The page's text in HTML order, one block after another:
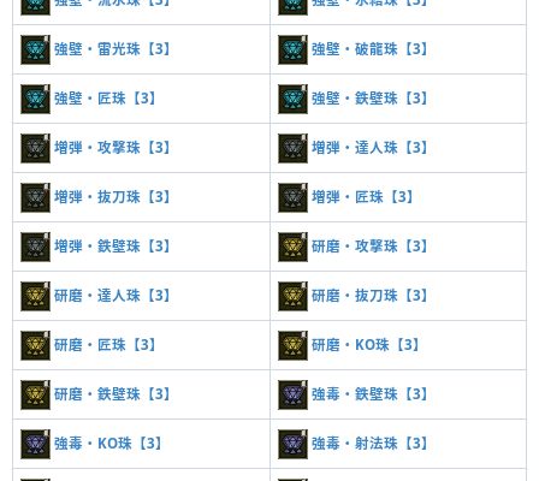
強壁・雷光珠【3】 強壁・破龍珠【3】
強壁・匠珠【3】 強壁・鉄壁珠【3】
増弾・攻撃珠【3】 増弾・達人珠【3】
増弾・抜刀珠【3】 増弾・匠珠【3】
増弾・鉄壁珠【3】 研磨・攻撃珠【3】
研磨・達人珠【3】 研磨・抜刀珠【3】
研磨・匠珠【3】 研磨・KO珠【3】
研磨・鉄壁珠【3】 強毒・鉄壁珠【3】
強毒・KO珠【3】 強毒・射法珠【3】